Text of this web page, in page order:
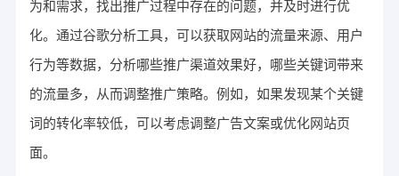
为和需求，找出推广过程中存在的问题，并及时进行优
化。通过谷歌分析工具，可以获取网站的流量来源、用户
行为等数据，分析哪些推广渠道效果好，哪些关键词带来
的流量多，从而调整推广策略。例如，如果发现某个关键
词的转化率较低，可以考虑调整广告文案或优化网站页
面。